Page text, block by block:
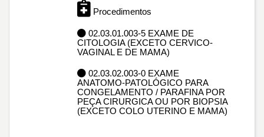
Procedimentos
02.03.01.003-5 EXAME DE
CITOLOGIA (EXCETO CERVICO-
VAGINAL E DE MAMA)
02.03.02.003-0 EXAME
ANATOMO-PATOLÓGICO PARA
CONGELAMENTO / PARAFINA POR
PEÇA CIRURGICA OU POR BIOPSIA
(EXCETO COLO UTERINO E MAMA)